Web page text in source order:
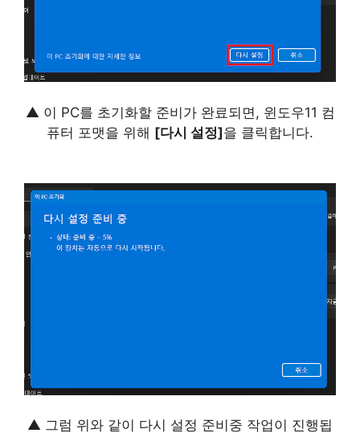
▲ 이 PC를 초기화할 준비가 완료되면, 윈도우11 컴
퓨터 포맷을 위해 [다시 설정]을 클릭합니다.
▲ 그럼 위와 같이 다시 설정 준비중 작업이 진행됩